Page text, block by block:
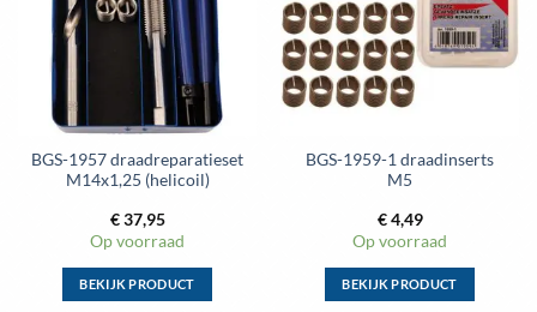
optie
kan
gekozen
worden
op
de
productpagina
optie
kan
gekozen
worden
op
productpagina
BGS-1957 draadreparatieset
M14x1,25 (helicoil)
€37,95
Op voorraad
BEKIJK PRODUCT
BGS-1959-1 draadinserts
M5
€4,49
Op voorraad
BEKIJK PRODUCT